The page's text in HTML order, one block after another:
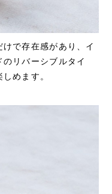
で存在感があり、イ
リバーシブルタイ
めます。